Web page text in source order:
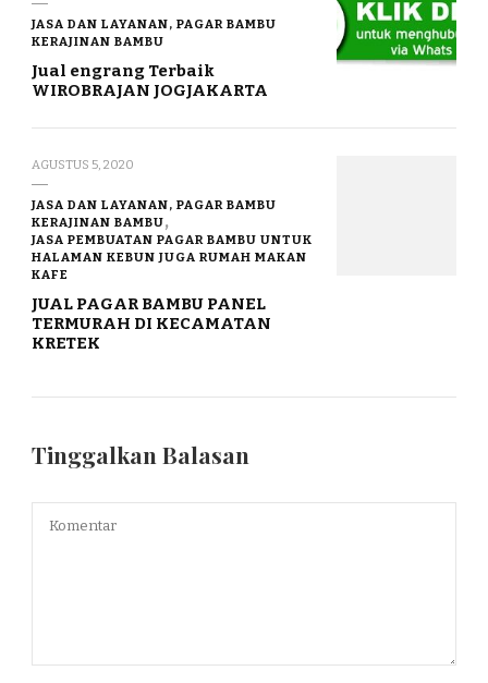
JASA DAN LAYANAN, PAGAR BAMBU
KERAJINAN BAMBU
Jual engrang Terbaik
WIROBRAJAN JOGJAKARTA
AGUSTUS 5, 2020
JASA DAN LAYANAN, PAGAR BAMBU
KERAJINAN BAMBU
JASA PEMBUATAN PAGAR BAMBU UNTUK
HALAMAN KEBUN JUGA RUMAH MAKAN
KAFE
JUAL PAGAR BAMBU PANEL
TERMURAH DI KECAMATAN
KRETEK
Tinggalkan Balasan